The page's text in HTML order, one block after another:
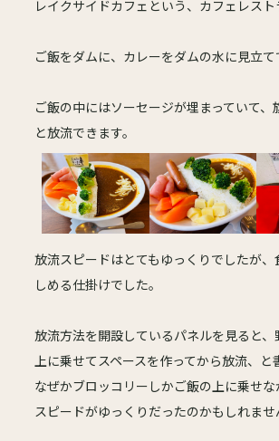
レイクサイドカフェという、カフェレスト
ご飯をダムに、カレーをダムの水に見立て
ご飯の中にはソーセージが埋まっていて、
と放流できます。
放流スピードはとてもゆっくりでしたが
しめる仕掛けでした。
放流方法を開設しているパネルを見ると
上に乗せてスペースを作ってから放流、と
なぜかブロッコリーしかご飯の上に乗せ
スピードがゆっくりだったのかもしれま